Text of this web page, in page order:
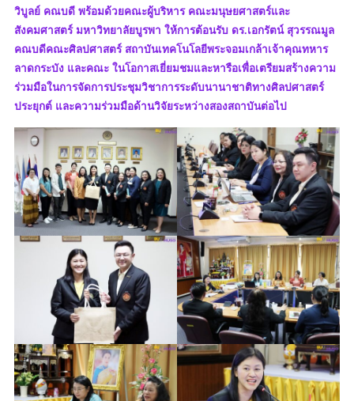
วิบูลย์ คณบดี พร้อมด้วยคณะผู้บริหาร คณะมนุษยศาสตร์และ
สังคมศาสตร์ มหาวิทยาลัยบูรพา ให้การต้อนรับ ดร.เอกรัตน์ สุวรรณมูล
คณบดีคณะศิลปศาสตร์ สถาบันเทคโนโลยีพระจอมเกล้าเจ้าคุณทหาร
ลาดกระบัง และคณะ ในโอกาสเยี่ยมชมและหารือเพื่อเตรียมสร้างความ
ร่วมมือในการจัดการประชุมวิชาการระดับนานาชาติทางศิลปศาสตร์
ประยุกต์ และความร่วมมือด้านวิจัยระหว่างสองสถาบันต่อไป